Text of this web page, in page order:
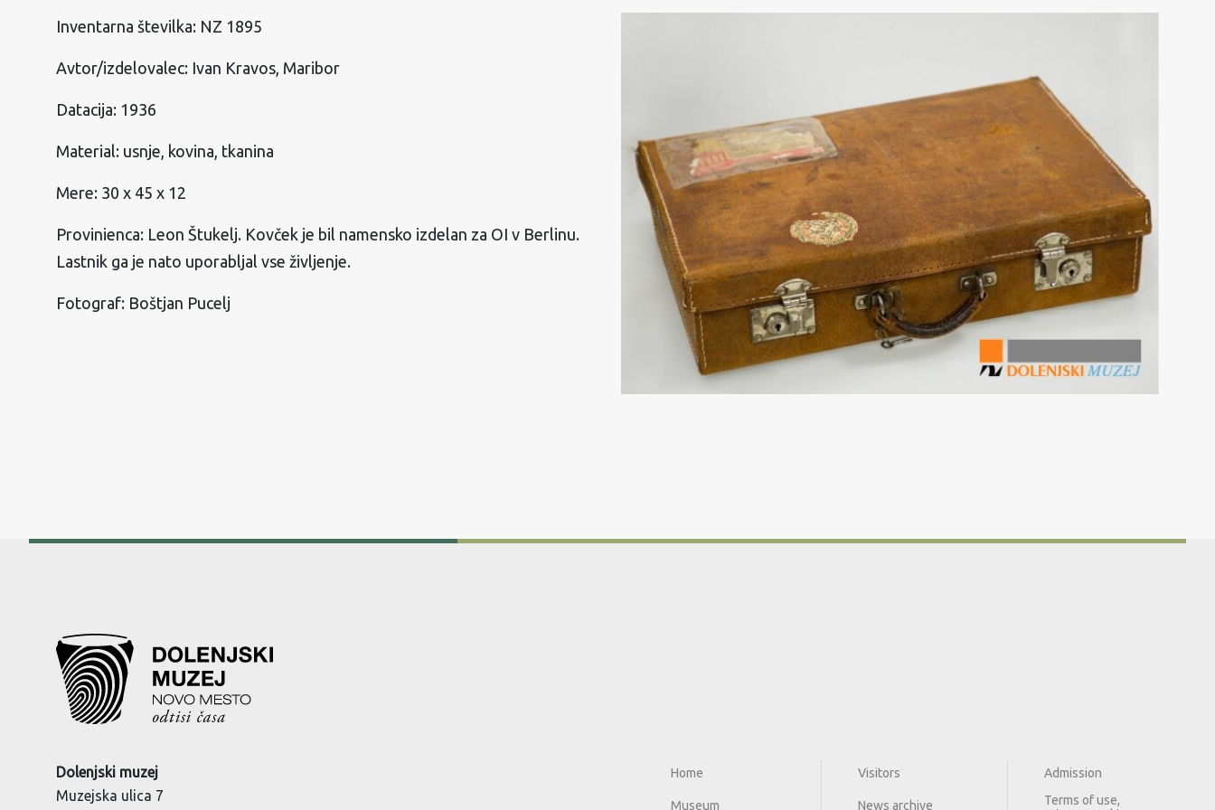
Inventarna številka: NZ 1895
Avtor/izdelovalec: Ivan Kravos, Maribor
Datacija: 1936
Material: usnje, kovina, tkanina
Mere: 30 x 45 x 12
Provinienca: Leon Štukelj. Kovček je bil namensko izdelan za OI v Berlinu.
Lastnik ga je nato uporabljal vse življenje.
Fotograf: Boštjan Pucelj
Dolenjski muzej
Muzejska ulica 7
Home
Museum
Visitors
News archive
Admission
Terms of use,